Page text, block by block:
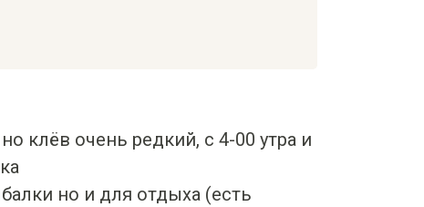
клёв очень редкий, с 4-00 утра и
но и для отдыха (есть